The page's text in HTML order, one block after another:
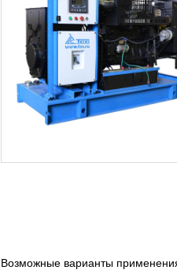
Возможные варианты